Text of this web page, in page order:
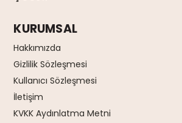
KURUMSAL
Hakkımızda
Gizlilik Sözleşmesi
Kullanıcı Sözleşmesi
İletişim
KVKK Aydınlatma Metni